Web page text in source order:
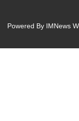
Powered By IMNews